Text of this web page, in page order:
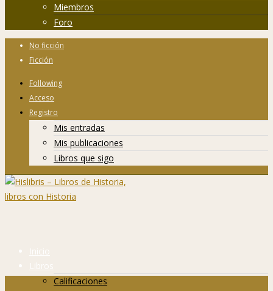
Miembros
Foro
No ficción
Ficción
Following
Acceso
Registro
Mis entradas
Mis publicaciones
Libros que sigo
Inicio
Libros
Calificaciones